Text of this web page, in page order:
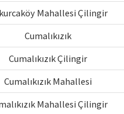
Mahallesi Çilingir
Cumalıkızık
Cumalıkızık Çilingir
Cumalıkızık Mahallesi
Mahallesi Çilingir